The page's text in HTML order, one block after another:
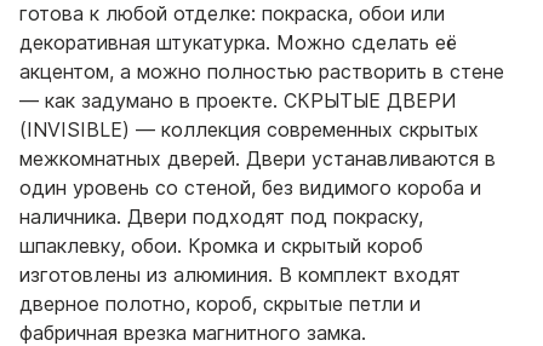
готова к любой отделке: покраска, обои или
декоративная штукатурка. Можно сделать её
акцентом, а можно полностью растворить в стене
— как задумано в проекте. СКРЫТЫЕ ДВЕРИ
(INVISIBLE) — коллекция современных скрытых
межкомнатных дверей. Двери устанавливаются в
один уровень со стеной, без видимого короба и
наличника. Двери подходят под покраску,
шпаклевку, обои. Кромка и скрытый короб
изготовлены из алюминия. В комплект входят
дверное полотно, короб, скрытые петли и
фабричная врезка магнитного замка.